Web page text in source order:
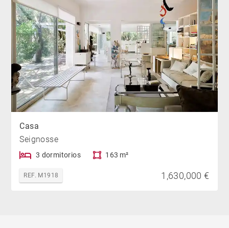
Casa
Seignosse
3 dormitorios 163 m²
REF. M1918 1,630,000 €